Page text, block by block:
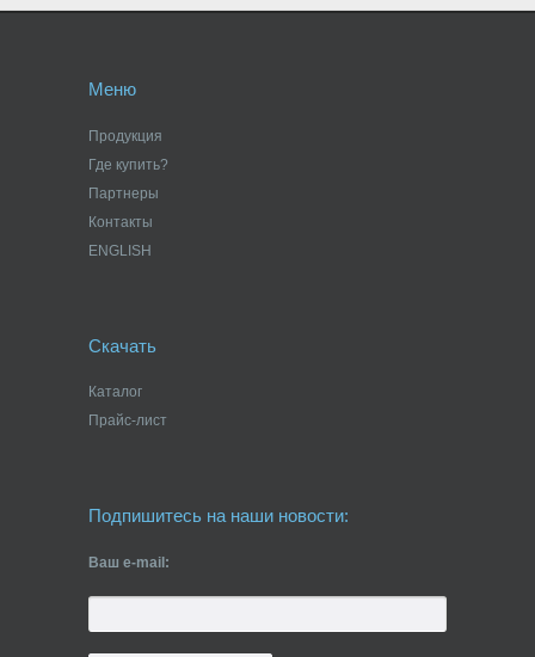
Меню
Продукция
Где купить?
Партнеры
Контакты
ENGLISH
Скачать
Каталог
Прайс-лист
Подпишитесь на наши новости:
Ваш e-mail: